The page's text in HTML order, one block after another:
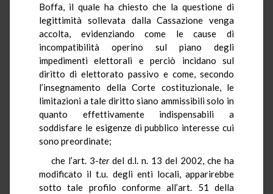
Boffa, il quale ha chiesto che la questione di
legittimità sollevata dalla Cassazione venga
accolta, evidenziando come le cause di
incompatibilità operino sul piano degli
impedimenti elettorali e perciò incidano sul
diritto di elettorato passivo e come, secondo
l’insegnamento della Corte costituzionale, le
limitazioni a tale diritto siano ammissibili solo in
quanto effettivamente indispensabili a
soddisfare le esigenze di pubblico interesse cui
sono preordinate;
che l’art. 3-terdel d.l. n. 13 del 2002, che ha
modificato il t.u. degli enti locali, apparirebbe
sotto tale profilo conforme all’art. 51 della